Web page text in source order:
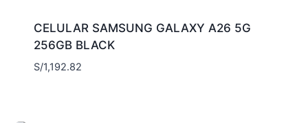
CELULAR SAMSUNG GALAXY A26 5G
256GB BLACK
S/1,192.82